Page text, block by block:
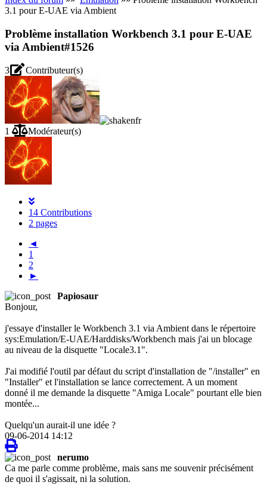
3.1 pour E-UAE via Ambient
Problème installation Workbench 3.1 pour E-UAE
via Ambient#1526
3 Contributeur(s)
1 Modérateur(s)
14 Contributions
2 pages
◄
1
2
►
Papiosaur
Bonjour,
j'essaye d'installer le Workbench 3.1 via Ambient dans le répertoire
sys:Emulation/E-UAE/Harddisks/Workbench mais j'ai un blocage
au niveau de la disquette "Locale3.1".
J'ai modifié l'outil par défaut du script d'installation de "/installer" en
"Installer" et l'installation se lance correctement. A un moment
donné il me demande la disquette "Amiga Locale" pourtant elle bien
montée...
Quelqu'un aurait-il une idée ?
09-06-2014 14:12
nerumo
Ca me parle comme problème, mais sans me souvenir précisément
de quoi il s'agissait, ni la solution.